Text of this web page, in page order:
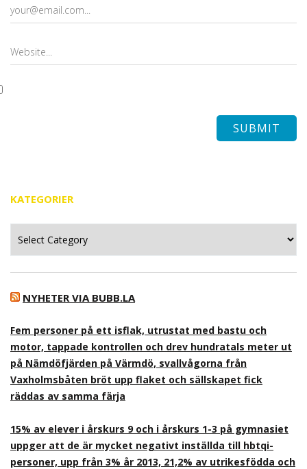
KATEGORIER
NYHETER VIA BUBB.LA
Fem personer på ett isflak, utrustat med bastu och
motor, tappade kontrollen och drev hundratals meter ut
på Nämdöfjärden på Värmdö, svallvågorna från
Vaxholmsbåten bröt upp flaket och sällskapet fick
räddas av samma färja
15% av elever i årskurs 9 och i årskurs 1-3 på gymnasiet
uppger att de är mycket negativt inställda till hbtqi-
personer, upp från 3% år 2013, 21,2% av utrikesfödda och